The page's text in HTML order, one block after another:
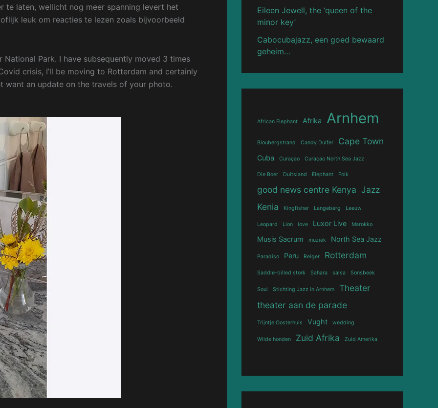
te laten, wellicht nog meer spanning levert het
leuk om reacties te lezen zoals bijvoorbeeld
Park. I have subsequently moved 3 times
crisis, I’ll be moving to Rotterdam and certainly
an update on the travels of your photo.
Eileen Jewell, the ‘queen of the
minor key’
Cabocubajazz, een goed bewaard
geheim…
African Elephant Afrika Arnhem
Bloubergstrand Candy Dulfer Cape Town
Cuba Curaçao Curaçao North Sea Jazz
Die Boer Duitsland Elephant Folk
good news centre Kenya Jazz
Kenia
Kingfisher Langeberg Leeuw
Leopard Lion love Luxor Live Marokko
Musis Sacrum muziek North Sea Jazz
Paradiso Peru Reiger Rotterdam
Saddle-billed stork Sahara salsa Sonsbeek
Soul Stichting Jazz in Arnhem
Theater
theater aan de parade
Trijntje Oosterhuis Vught wedding
Wilde honden Zuid Afrika Zuid Amerika